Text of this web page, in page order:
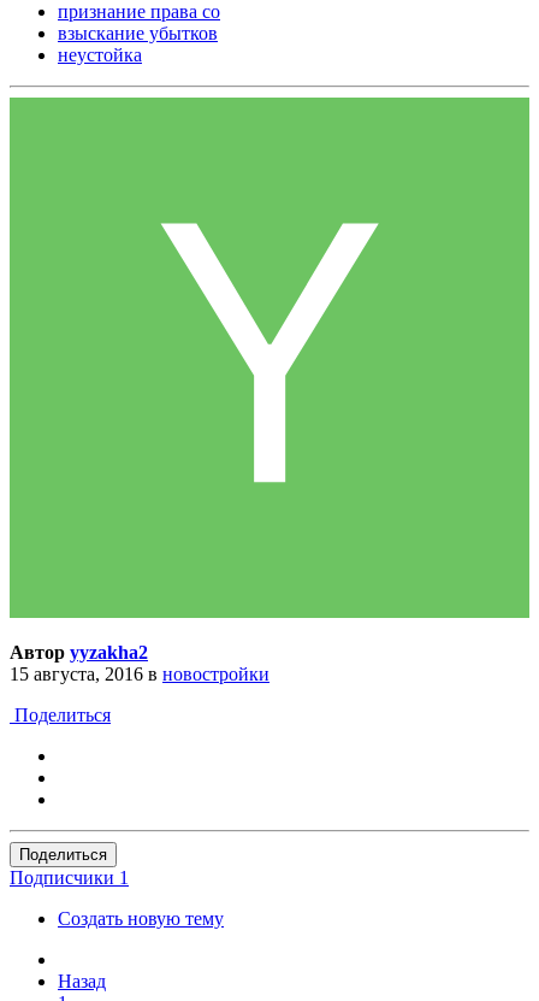
признание права со
взыскание убытков
неустойка
Автор yyzakha2
15 августа, 2016 в новостройки
Поделиться
Поделиться
Подписчики 1
Создать новую тему
Назад